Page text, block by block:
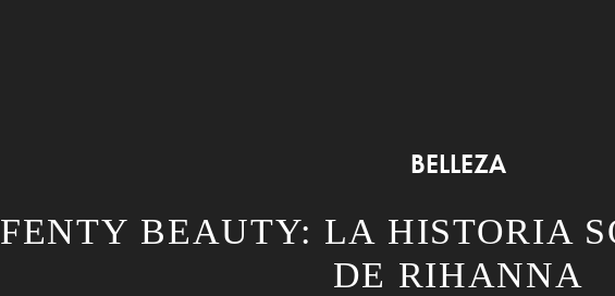
BELLEZA
FENTY BEAUTY: LA HISTORIA
DE RIHANNA